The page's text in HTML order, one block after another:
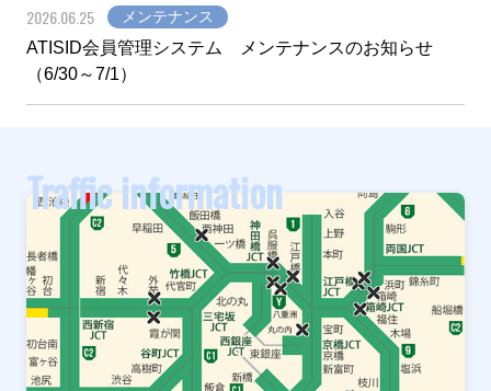
2026.06.25 メンテナンス
ATISID会員管理システム メンテナンスのお知らせ
（6/30～7/1）
Traffic information